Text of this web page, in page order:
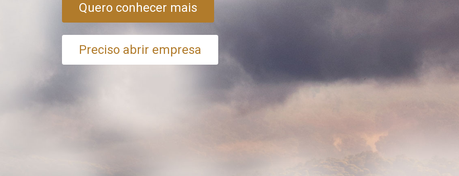
Quero conhecer mais
Preciso abrir empresa